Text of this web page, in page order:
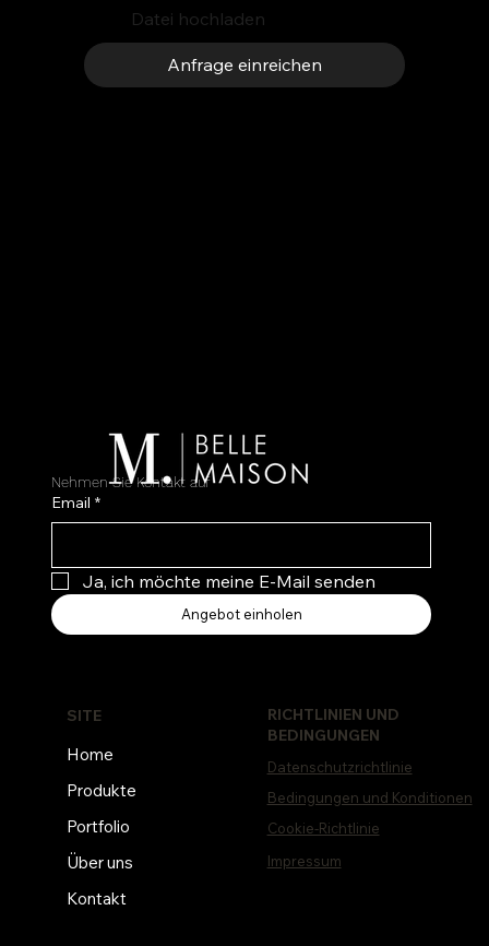
Datei hochladen
Anfrage einreichen
Home
Produkte
Portfolio
Über uns
Kontakt
SITE
RICHTLINIEN UND
BEDINGUNGEN
Datenschutzrichtlinie
Bedingungen und Konditionen
Impressum
Cookie-Richtlinie
Nehmen Sie Kontakt auf
Email *
Ja, ich möchte meine E-Mail senden
Angebot einholen